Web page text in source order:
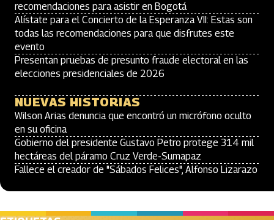
recomendaciones para asistir en Bogotá
Alístate para el Concierto de la Esperanza VII: Estas son
todas las recomendaciones para que disfrutes este
evento
Presentan pruebas de presunto fraude electoral en las
elecciones presidenciales de 2026
NUEVAS HISTORIAS
Wilson Arias denuncia que encontró un micrófono oculto
en su oficina
Gobierno del presidente Gustavo Petro protege 314 mil
hectáreas del páramo Cruz Verde-Sumapaz
Fallece el creador de "Sábados Felices", Alfonso Lizarazo